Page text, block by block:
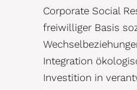
Corporate Social
freiwilliger Basis
Integration
Investition in